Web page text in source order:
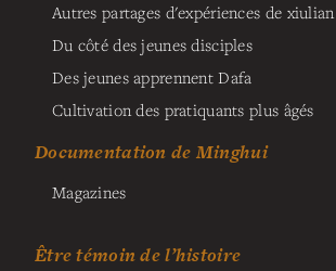
Autres partages d'expériences de xiulian
Du côté des jeunes disciples
Des jeunes apprennent Dafa
Cultivation des pratiquants plus âgés
Documentation de Minghui
Magazines
Être témoin de l’histoire